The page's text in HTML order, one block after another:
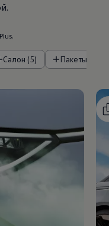
Салон (5) Пакеты (1)